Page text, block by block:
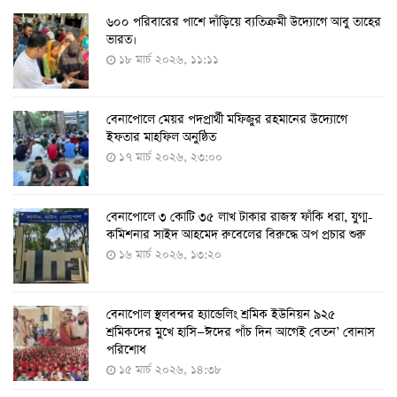
দেশে তৈরি হলো করোনা শনাক্তের কিট
৮ আগস্ট ২০২২, ১৩:০৯
দেশেই তৈরি হলো করোনা পরীক্ষার কিট, সময় লাগবে ৪-৫
ঘণ্টা
৭ আগস্ট ২০২২, ১৪:০৩
১১ আগস্ট থেকে পরীক্ষামূলকভাবে শুরু শিশুদের করোনা টিকা
দেওয়া
৭ আগস্ট ২০২২, ১৩:৫৩
করোনায় ৫ জনের মৃত্যু, শনাক্ত ৬২৬
২৭ জুলাই ২০২২, ১৭:৩৮
৬০০ পরিবারের পাশে দাঁড়িয়ে ব্যতিক্রমী উদ্যোগে আবু তাহের
ভারত।
১৮ মার্চ ২০২৬, ১১:১১
বেনাপোলে মেয়র পদপ্রার্থী মফিজুর রহমানের উদ্যোগে
ইফতার মাহফিল অনুষ্ঠিত
১৭ মার্চ ২০২৬, ২৩:০০
বেনাপোলে ৩ কোটি ৩৫ লাখ টাকার রাজস্ব ফাঁকি ধরা, যুগ্ম-
কমিশনার সাইদ আহমেদ রুবেলের বিরুদ্ধে অপ প্রচার শুরু
১৬ মার্চ ২০২৬, ১৩:২০
বেনাপোল স্থলবন্দর হ্যান্ডেলিং শ্রমিক ইউনিয়ন ৯২৫
শ্রমিকদের মুখে হাসি—ঈদের পাঁচ দিন আগেই বেতন’ বোনাস
পরিশোধ
১৫ মার্চ ২০২৬, ১৪:৩৮